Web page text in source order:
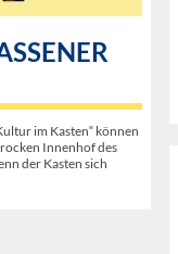
im Kasten“ können
Innenhof des
der Kasten sich